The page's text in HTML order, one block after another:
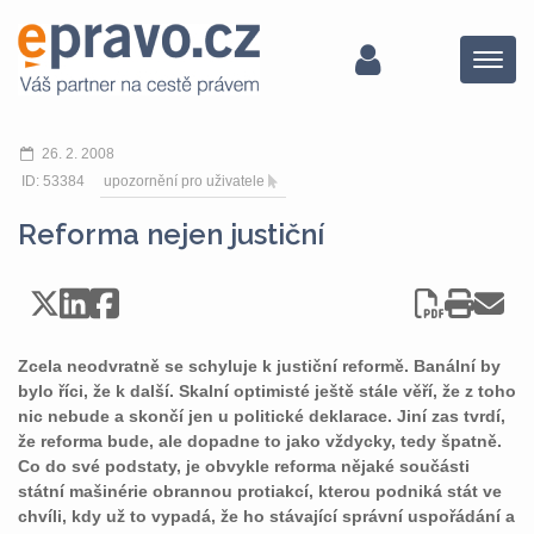
Menu
26. 2. 2008
ID: 53384
upozornění pro uživatele
Reforma nejen justiční
Zcela neodvratně se schyluje k justiční reformě. Banální by
bylo říci, že k další. Skalní optimisté ještě stále věří, že z toho
nic nebude a skončí jen u politické deklarace. Jiní zas tvrdí,
že reforma bude, ale dopadne to jako vždycky, tedy špatně.
Co do své podstaty, je obvykle reforma nějaké součásti
státní mašinérie obrannou protiakcí, kterou podniká stát ve
chvíli, kdy už to vypadá, že ho stávající správní uspořádání a